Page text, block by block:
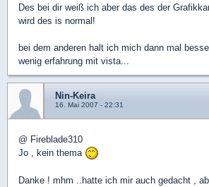
Des bei dir weiß ich aber das des der
wird des is normal!
bei dem anderen halt ich mich dann mal
wenig erfahrung mit vista...
Nin-Keira
16. Mai 2007 - 22:31
@ Fireblade310
Jo , kein thema
Danke ! mhm ..hatte ich mir auch gedacht ,